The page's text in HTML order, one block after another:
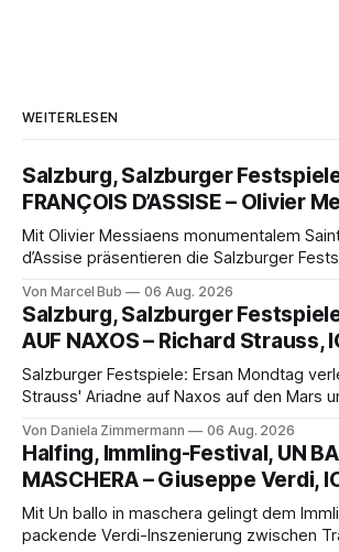
WEITERLESEN
Salzburg, Salzburger
FRANÇOIS D’ASSISE – Olivier
Mit Olivier Messiaens monumentalem
d’Assise präsentieren die Salzburger
eine bildgewaltige Inszenierung, Maxime
die komplexe Partitur eindrucksvoll,
Franziskus.
Von Marcel Bub 06 Aug. 2026
Salzburg, Salzburger
AUF NAXOS – Richard Strauss,
Salzburger Festspiele: Ersan Mondtag
Strauss' Ariadne auf Naxos auf den Mars
Aufführung mit starken Solisten und den
Philharmonikern, szenisch bleibt der
hinter den Erwartungen zurück.
Von Daniela Zimmermann 06 Aug. 2026
Halfing, Immling-Festival, UN
MASCHERA – Giuseppe Verdi,
Mit Un ballo in maschera gelingt dem
packende Verdi-Inszenierung zwischen